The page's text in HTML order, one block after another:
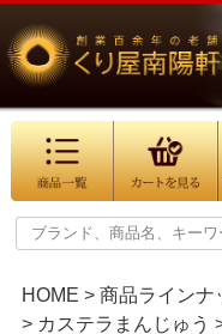
HOME 商品ラインナ
カステラまんじゅう